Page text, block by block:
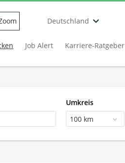
Deutschland
Job Alert Karriere-Ratgeber
Umkreis
100 km